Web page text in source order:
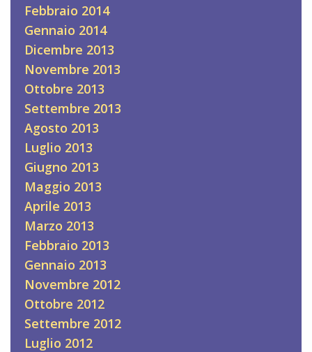
Febbraio 2014
Gennaio 2014
Dicembre 2013
Novembre 2013
Ottobre 2013
Settembre 2013
Agosto 2013
Luglio 2013
Giugno 2013
Maggio 2013
Aprile 2013
Marzo 2013
Febbraio 2013
Gennaio 2013
Novembre 2012
Ottobre 2012
Settembre 2012
Luglio 2012